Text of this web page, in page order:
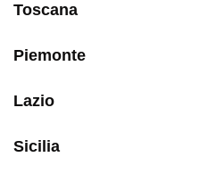
Toscana
Piemonte
Lazio
Sicilia